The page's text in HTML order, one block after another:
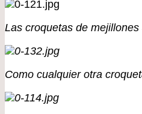
Las croquetas de
Como cualquier otra